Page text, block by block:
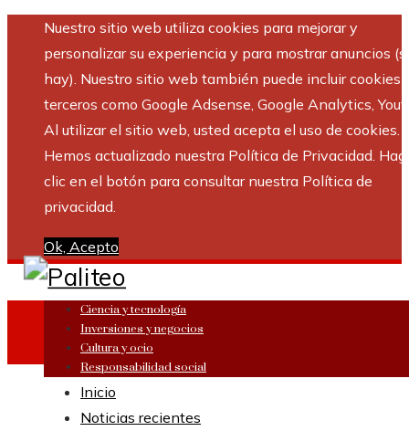
Nuestro sitio web utiliza cookies para mejorar y
personalizar su experiencia y para mostrar anuncios
hay). Nuestro sitio web también puede incluir cookies
terceros como Google Adsense, Google Analytics,
Al utilizar el sitio web, usted acepta el uso de cookies.
Hemos actualizado nuestra Política de Privacidad.
clic en el botón para consultar nuestra Política de
privacidad.
Ok, Acepto
Ciencia y tecnología
Inversiones y negocios
Cultura y ocio
Responsabilidad social
Inicio
Noticias recientes